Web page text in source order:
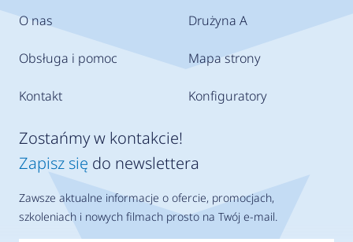
O nas
Obsługa i pomoc
Kontakt
Drużyna A
Mapa strony
Konfiguratory
Zostańmy w kontakcie!
Zapisz się do newslettera
Zawsze aktualne informacje o ofercie, promocjach,
szkoleniach i nowych filmach prosto na Twój e-mail.